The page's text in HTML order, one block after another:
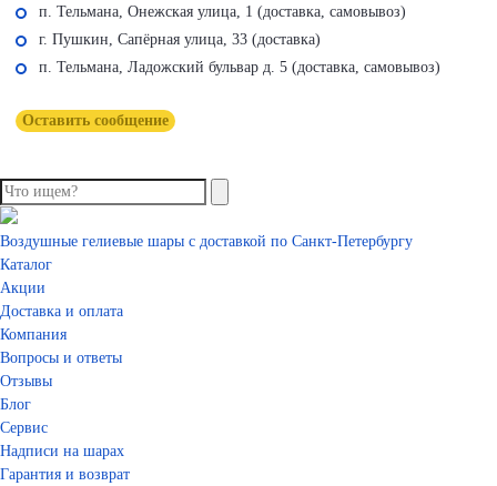
п. Тельмана, Онежская улица, 1 (доставка, самовывоз)
г. Пушкин, Сапёрная улица, 33 (доставка)
п. Тельмана, Ладожский бульвар д. 5 (доставка, самовывоз)
Оставить сообщение
Воздушные гелиевые шары с доставкой по Санкт-Петербургу
Каталог
Акции
Доставка и оплата
Компания
Вопросы и ответы
Отзывы
Блог
Сервис
Надписи на шарах
Гарантия и возврат